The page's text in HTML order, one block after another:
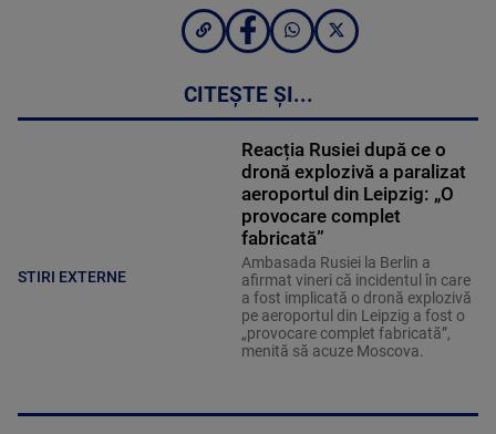
CITEȘTE ȘI...
STIRI EXTERNE
Reacția Rusiei după ce o
dronă explozivă a paralizat
aeroportul din Leipzig: „O
provocare complet
fabricată”
Ambasada Rusiei la Berlin a
afirmat vineri că incidentul în care
a fost implicată o dronă explozivă
pe aeroportul din Leipzig a fost o
„provocare complet fabricată”,
menită să acuze Moscova.